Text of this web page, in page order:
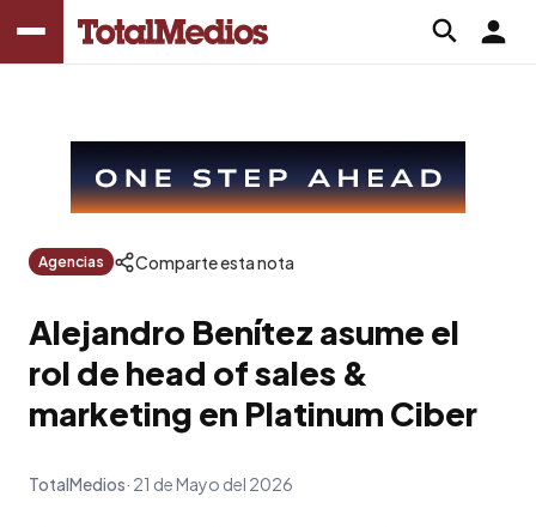
Agencias Comparte esta nota
Alejandro Benítez asume el
rol de head of sales &
marketing en Platinum Ciber
TotalMedios 21 de Mayo del 2026